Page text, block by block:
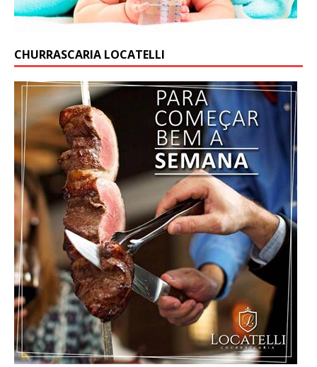
CHURRASCARIA LOCATELLI